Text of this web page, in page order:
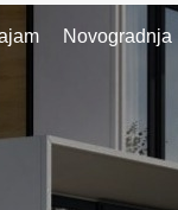
Novogradnja